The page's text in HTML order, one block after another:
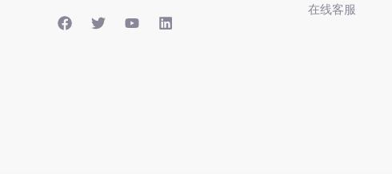
在线客服